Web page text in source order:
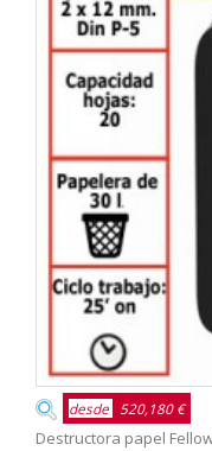
desde 520,180 €
Destructora papel